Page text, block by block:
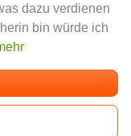
dazu verdienen
bin würde ich